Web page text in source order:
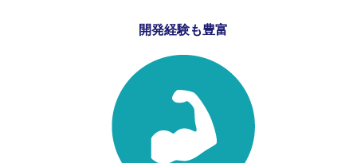
開発経験も豊富